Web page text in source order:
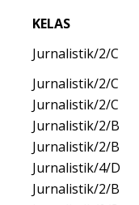
KELAS
Jurnalistik/2/C
Jurnalistik/2/C
Jurnalistik/2/C
Jurnalistik/2/B
Jurnalistik/2/B
Jurnalistik/4/D
Jurnalistik/2/B